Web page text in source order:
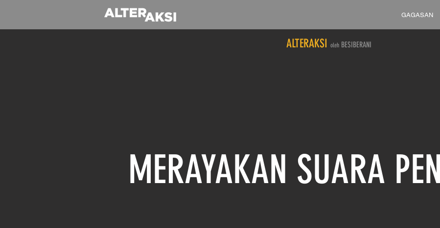
GAGASAN
MERAYAKAN SUARA
ALTERAKSI oleh BESIBERANI